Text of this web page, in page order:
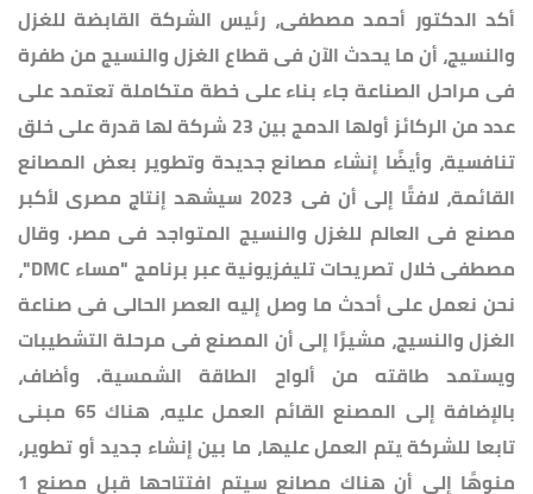
أكد الدكتور أحمد مصطفى، رئيس الشركة القابضة للغزل
والنسيج، أن ما يحدث الآن فى قطاع الغزل والنسيج من طفرة
فى مراحل الصناعة جاء بناء على خطة متكاملة تعتمد على
عدد من الركائز أولها الدمج بين 23 شركة لها قدرة على خلق
تنافسية، وأيضًا إنشاء مصانع جديدة وتطوير بعض المصانع
القائمة، لافتًا إلى أن فى 2023 سيشهد إنتاج مصرى لأكبر
مصنع فى العالم للغزل والنسيج المتواجد فى مصر. وقال
مصطفى خلال تصريحات تليفزيونية عبر برنامج "مساء DMC"،
نحن نعمل على أحدث ما وصل إليه العصر الحالى فى صناعة
الغزل والنسيج، مشيرًا إلى أن المصنع فى مرحلة التشطيبات
ويستمد طاقته من ألواح الطاقة الشمسية. وأضاف،
بالإضافة إلى المصنع القائم العمل عليه، هناك 65 مبنى
تابعا للشركة يتم العمل عليها، ما بين إنشاء جديد أو تطوير،
منوهًا إلى أن هناك مصانع سيتم افتتاحها قبل مصنع 1